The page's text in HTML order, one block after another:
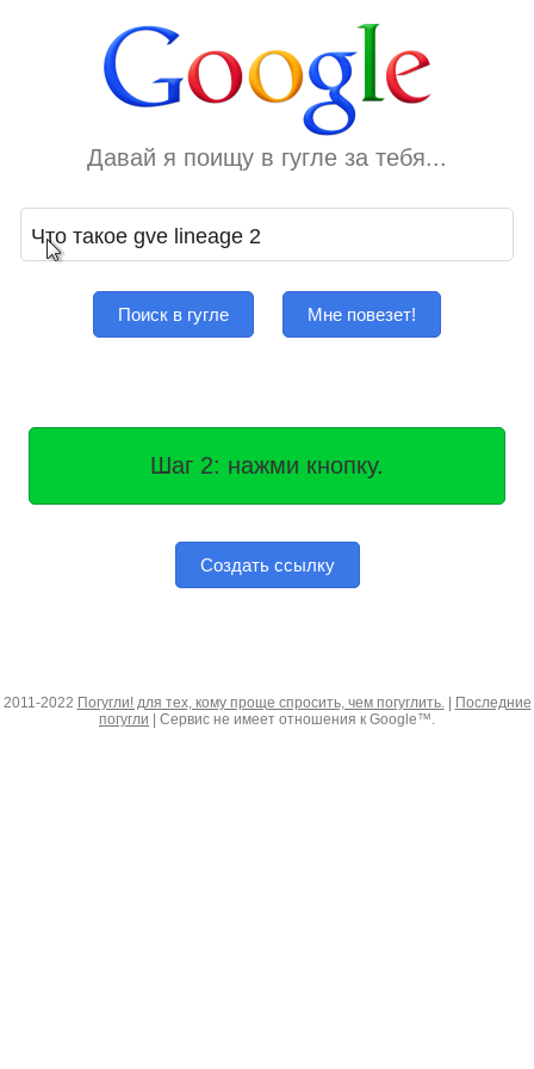
Давай я поищу в гугле за тебя...
Поиск в гугле Мне повезет!
Шаг 2: нажми кнопку.
Создать ссылку
2011-2022 Погугли! для тех, кому проще спросить, чем погуглить.|
Последние
погугли | Сервис не имеет отношения к Google™.